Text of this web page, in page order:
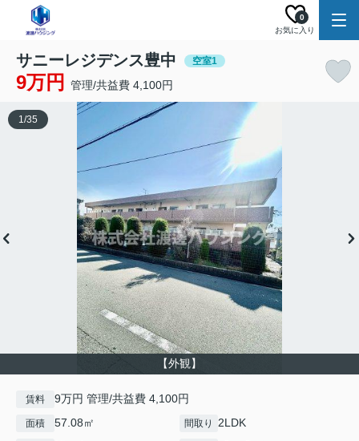
お気に入り
0
サニーレジデンス豊中 空室1
9万円 管理/共益費 4,100円
【外観】
1/35
賃料 9万円 管理/共益費 4,100円
面積 57.08㎡ 間取り 2LDK